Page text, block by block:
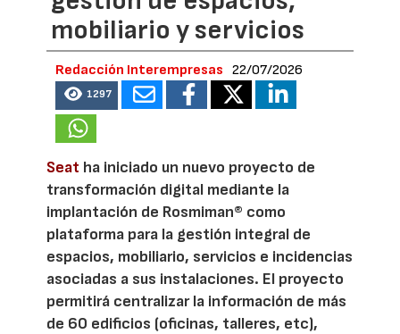
mobiliario y servicios
Redacción Interempresas 22/07/2026
1297
Seat ha iniciado un nuevo proyecto de
transformación digital mediante la
implantación de Rosmiman® como
plataforma para la gestión integral de
espacios, mobiliario, servicios e incidencias
asociadas a sus instalaciones. El proyecto
permitirá centralizar la información de más
de 60 edificios (oficinas, talleres, etc),